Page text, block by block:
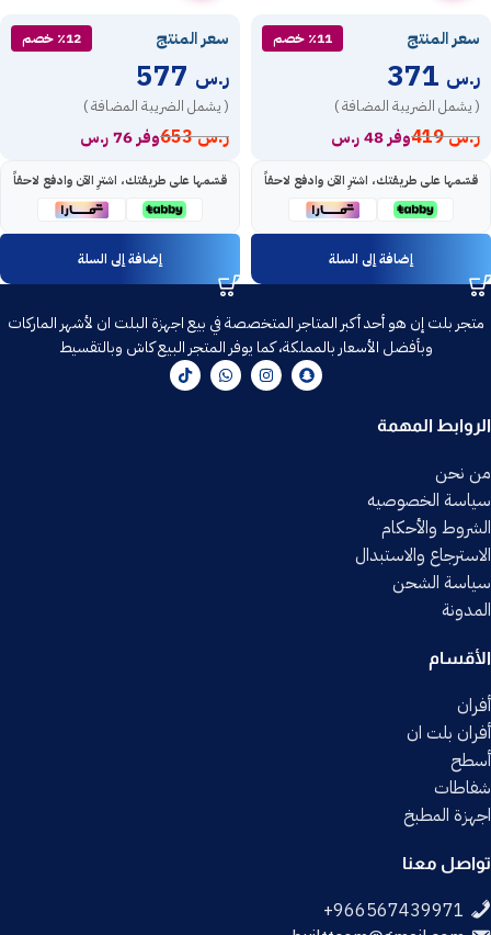
سعر المنتج ٪11 خصم
ر.س
( يشمل الضريبة المضافة )
ر.س419 وفر 48 ر.س
قسّمها على طريقتك، اشترِ الآن وادفع لاحقاً
إضافة إلى السلة
سعر المنتج ٪12 خصم
ر.س
( يشمل الضريبة المضافة )
ر.س653 وفر 76 ر.س
قسّمها على طريقتك، اشترِ الآن وادفع لاحقاً
إضافة إلى السلة
متجر بلت إن هو أحد أكبر المتاجر المتخصصة في بيع اجهزة البلت ان لأشهر الماركات
وبأفضل الأسعار بالمملكة، كما يوفر المتجر البيع كاش وبالتقسيط
الروابط المهمة
من نحن
سياسة الخصوصيه
الشروط والأحكام
الاسترجاع والاستبدال
سياسة الشحن
المدونة
الأقسام
أفران
أفران بلت ان
أسطح
شفاطات
اجهزة المطبخ
تواصل معنا